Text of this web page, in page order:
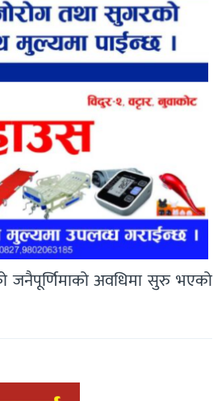
जनैपूर्णिमाको अवधिमा सुरु भएको